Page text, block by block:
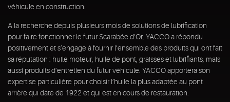
véhicule en construction.
A la recherche depuis plusieurs mois de solutions de lubrification
pour faire fonctionner le futur Scarabée d’Or, YACCO a répondu
positivement et s’engage à fournir l’ensemble des produits qui ont fait
sa réputation : huile moteur, huile de pont, graisses et lubrifiants, mais
aussi produits d’entretien du futur véhicule. YACCO apportera son
expertise particulière pour choisir l’huile la plus adaptée au pont
arrière qui date de 1922 et qui est en cours de restauration.